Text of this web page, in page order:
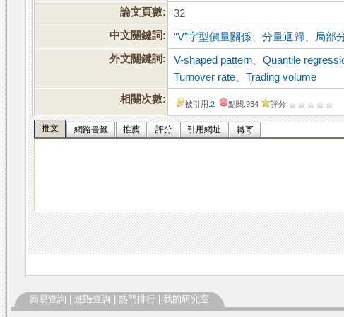
論文頁數:
32
中文關鍵詞:
“V”字型價量關係 、分量迴歸 局部
外文關鍵詞:
V-shaped pattern 、Quantile
Turnover rate 、Trading volume
相關次數:
被引用:2 點閱:934 評分:
推文 網路書籤 推薦 評分 引用網址 轉寄
簡易查詢 進階查詢 熱門排行 我的研究室